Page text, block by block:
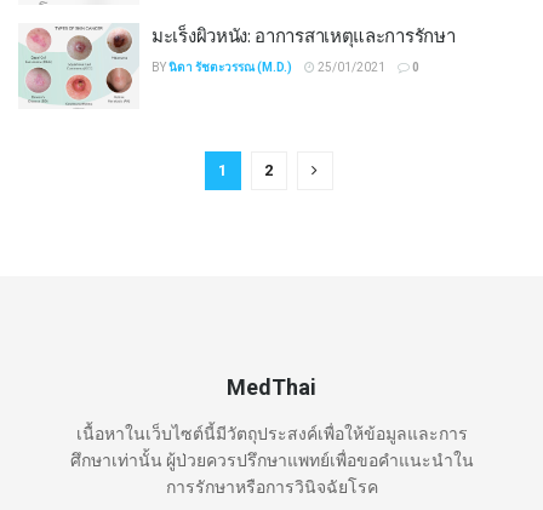
มะเร็งผิวหนัง: อาการสาเหตุและการรักษา
BYนิดา รัชตะวรรณ (M.D.) 25/01/2021 0
1 2
MedThai
เนื้อหาในเว็บไซต์นี้มีวัตถุประสงค์เพื่อให้ข้อมูลและการ
ศึกษาเท่านั้น ผู้ป่วยควรปรึกษาแพทย์เพื่อขอคำแนะนำใน
การรักษาหรือการวินิจฉัยโรค